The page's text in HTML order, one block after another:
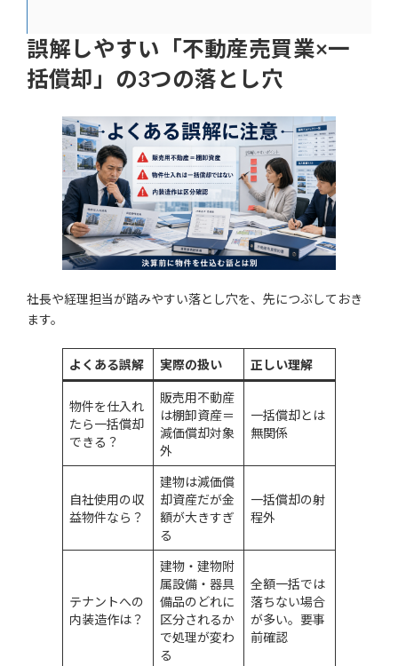
誤解しやすい「不動産売買業×一
括償却」の3つの落とし穴
社長や経理担当が踏みやすい落とし穴を、先につぶしておき
ます。
よくある誤解 実際の扱い 正しい理解
物件を仕入れ
たら一括償却
できる？
販売用不動産
は棚卸資産＝
減価償却対象
外
一括償却とは
無関係
自社使用の収
益物件なら？
建物は減価償
却資産だが金
額が大きすぎ
る
一括償却の射
程外
テナントへの
内装造作は？
建物・建物附
属設備・器具
備品のどれに
区分されるか
で処理が変わ
る
全額一括では
落ちない場合
が多い。要事
前確認